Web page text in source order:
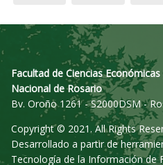
Facultad de Ciencias
Nacional de Rosario
Bv. Oroño 1261 - S2000DSM -
Copyright © 2021. All Rights
Desarrollado a partir de
Tecnología de la Información de